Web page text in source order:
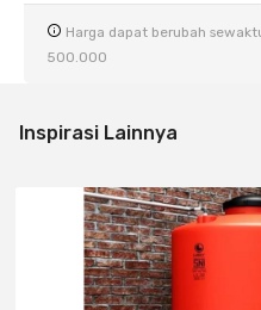
Harga dapat berubah
500.000
Inspirasi Lainnya